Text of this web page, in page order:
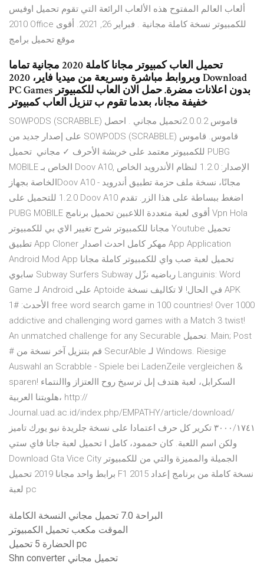
ألعاب العالم المفتوح هذه الألعاب الرائعة التي تقوم تحميل اوفيس
2010 Office للكمبيوتر نسخة كاملة مجانية . فبراير 26, 2021. أقوى
موقع تحميل برامج
تحميل العاب كمبيوتر مجانا كاملة 2020 مجانية تماما
وبروابط مباشرة وسريعة من ميديا فاير، 2020 Download
PC Games بدون اعلانات مضرة. حمل الان العاب للكمبيوتر
خفيفة مجانا، بعدما تقوم ب تنزيل العاب كمبيوتر
SOWPODS (SCRABBLE) قاموس 2.0.0.2تحميل مجاني . احصل
على إصدار جديد من SOWPODS (SCRABBLE) قاموس. قاموس
للكمبيوتر معتمد على خربشة الأحرف ✓ مجاني تحميل PUBG
MOBILE الخاص بـ Doov A10, الإصدار: 1.2.0 لنظام الأندرويد الخاص
الخاصة بجهازDoov A10 مجانًا، نسخة ملف حزمة تطبيق أندرويد -
1.2.0 للتحميل على Doov A10 اضغط ببساطة على هذا الزر. تقدم
PUBG MOBILE أقوى لعبة متعددة اللاعبين تحميل برنامج Vpn Hola
مجانا للكمبيوتر شرح تغيير الاي بي للكمبيوتر Youtube تحميل
تطبيق App Cloner مهكر كامل احدث اصدار App Application
Android Mod App تحميل لعبة صب واي للكمبيوتر كاملة مجانا
سابوي Subway Surfers Subway رباضيه نزّل Languinis: Word
Game لـ Android على Aptoide في الحال! لا تكاليف نسخة APK
الأحدث: #1 free word search game in 100 countries! Over 1000
addictive and challenging word games with a Match 3 twist!
An unmatched challenge for any Securable تحميل. Main; Post
# قم بتنزيل آخر نسخة من SecurAble لـ Windows. Riesige
Auswahl an Scrabble - Spiele bei LadenZeile vergleichen &
sparen! السكرابل، لعبة هتدف إىل ترسيخ روح االعتزاز واالنتماء
هلويتنا العربية، http://
Journal.uad.ac.id/index.php/EMPATHY/article/download/
٣٠٠٠/١٧٤١ تكرير كل حرف اعتمادا على نسخة جلريدة نيو يورك تاميز
ولكن اسم اللعبة. كان حممود، كامل ا تحميل لعبة جاتا فاي ستي
Download Gta Vice City الجميلة والمميزة والتي من للكمبيوتر
برابط واحد مجانا 2019 تحميل F1 2015 نسخة كاملة من برنامج إعداد
لعبة pc
البراحة 7.0 تحميل مجاني النسخة الكاملة
الموقت مكعب تحميل الكمبيوتر
الحضارة 5 تحميل pc
Shn converter تحميل مجاني